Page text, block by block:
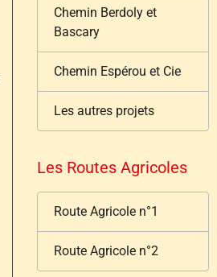
Chemin Berdoly et
Bascary
Chemin Espérou et Cie
Les autres projets
Les Routes Agricoles
Route Agricole n°1
Route Agricole n°2